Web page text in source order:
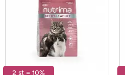
2 st = 10%